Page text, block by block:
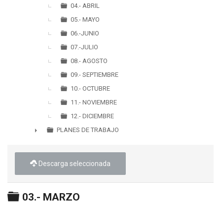
04.- ABRIL
05.- MAYO
06.-JUNIO
07.-JULIO
08.- AGOSTO
09.- SEPTIEMBRE
10.- OCTUBRE
11.- NOVIEMBRE
12.- DICIEMBRE
PLANES DE TRABAJO
Descarga seleccionada
Carpeta
03.- MARZO